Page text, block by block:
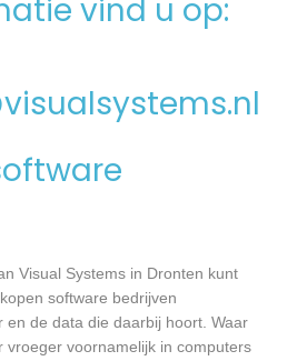
vind u op:
Visual Systems in Dronten kunt
software bedrijven
de data die daarbij hoort. Waar
voornamelijk in computers